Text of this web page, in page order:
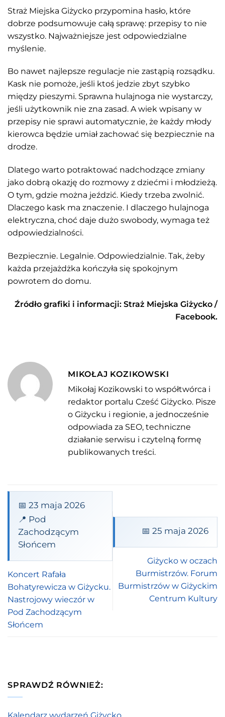
Straż Miejska Giżycko przypomina hasło, które
dobrze podsumowuje całą sprawę: przepisy to nie
wszystko. Najważniejsze jest odpowiedzialne
myślenie.
Bo nawet najlepsze regulacje nie zastąpią rozsądku.
Kask nie pomoże, jeśli ktoś jedzie zbyt szybko
między pieszymi. Sprawna hulajnoga nie wystarczy,
jeśli użytkownik nie zna zasad. A wiek wpisany w
przepisy nie sprawi automatycznie, że każdy młody
kierowca będzie umiał zachować się bezpiecznie na
drodze.
Dlatego warto potraktować nadchodzące zmiany
jako dobrą okazję do rozmowy z dziećmi i młodzieżą.
O tym, gdzie można jeździć. Kiedy trzeba zwolnić.
Dlaczego kask ma znaczenie. I dlaczego hulajnoga
elektryczna, choć daje dużo swobody, wymaga też
odpowiedzialności.
Bezpiecznie. Legalnie. Odpowiedzialnie. Tak, żeby
każda przejażdżka kończyła się spokojnym
powrotem do domu.
Źródło grafiki i informacji: Straż Miejska Giżycko /
Facebook.
MIKOŁAJ KOZIKOWSKI
Mikołaj Kozikowski to współtwórca i
redaktor portalu Cześć Giżycko. Pisze
o Giżycku i regionie, a jednocześnie
odpowiada za SEO, techniczne
działanie serwisu i czytelną formę
publikowanych treści.
📅 23 maja 2026
📍 Pod
Zachodzącym
Słońcem
Koncert Rafała
Bohatyrewicza w Giżycku.
Nastrojowy wieczór w
Pod Zachodzącym
Słońcem
📅 25 maja 2026
Giżycko w oczach
Burmistrzów. Forum
Burmistrzów w Giżyckim
Centrum Kultury
SPRAWDŹ RÓWNIEŻ: